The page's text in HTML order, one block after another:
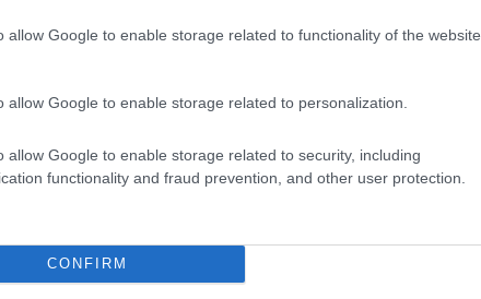
allow Google to enable storage related to functionality of the website
allow Google to enable storage related to personalization.
allow Google to enable storage related to security, including
functionality and fraud prevention, and other user protection.
CONFIRM
Prossimo articolo